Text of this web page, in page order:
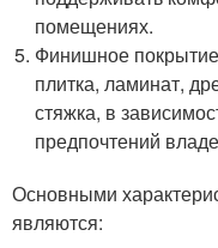
помещениях.
Финишное
плитка, ламинат,
стяжка, в
предпочтений
Основными
являются: